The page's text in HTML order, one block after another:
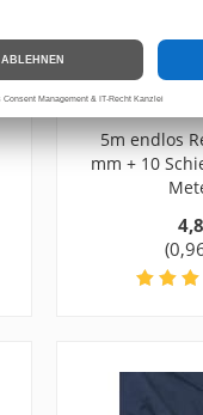
5m endlos
mm + 10